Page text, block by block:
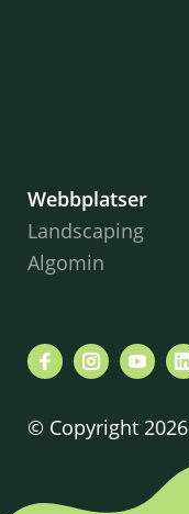
Webbplatser
Landscaping
Algomin
© Copyright 2026